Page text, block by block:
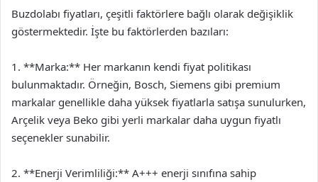
Buzdolabı fiyatları, çeşitli faktörlere bağlı olarak değişiklik
göstermektedir. İşte bu faktörlerden bazıları:
1. **Marka:** Her markanın kendi fiyat politikası
bulunmaktadır. Örneğin, Bosch, Siemens gibi premium
markalar genellikle daha yüksek fiyatlarla satışa sunulurken,
Arçelik veya Beko gibi yerli markalar daha uygun fiyatlı
seçenekler sunabilir.
2. **Enerji Verimliliği:** A+++ enerji sınıfına sahip